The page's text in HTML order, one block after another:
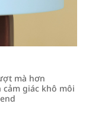
mà hơn
giác khô môi